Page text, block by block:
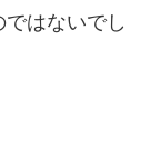
はないでし